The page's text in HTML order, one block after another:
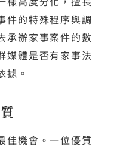
件的特殊程序與調
承辦家事案件的數
媒體是否有家事法
據。
佳機會。一位優質